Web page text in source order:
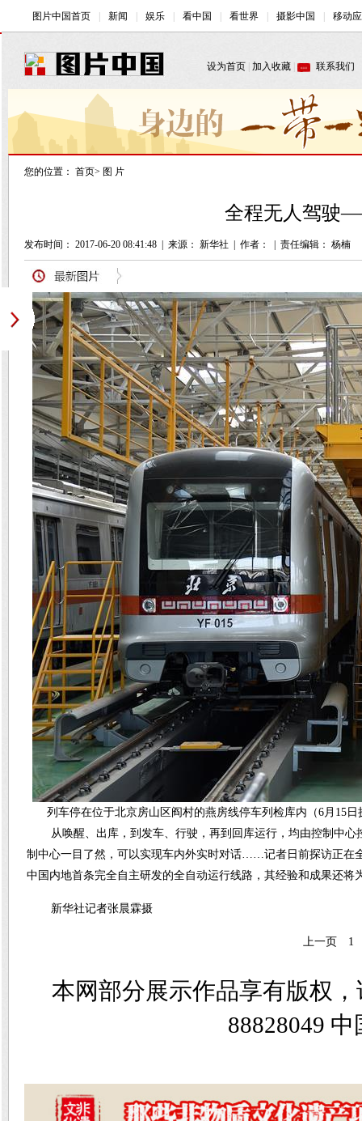
您的位置： 首页> 图 片
全程无人驾驶
发布时间： 2017-06-20 08:41:48 来源： 新华社 作者： 责任编辑： 杨楠
列车停在位于北京房山区阎村的燕房线停车列检库内（6月15日
从唤醒、出库，到发车、行驶，再到回库运行，均由控制中
制中心一目了然，可以实现车内外实时对话……记者日前探访正在
中国内地首条完全自主研发的全自动运行线路，其经验和成果还
新华社记者张晨霖摄
上一页 1
本网部分展示作品享有版权
88828049